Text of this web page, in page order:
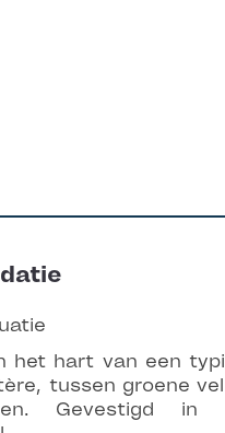
het hart van een
tussen groene
Gevestigd in